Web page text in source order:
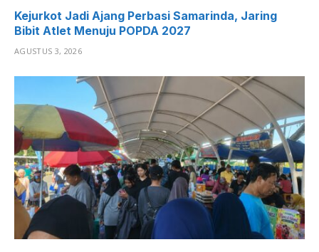
Kejurkot Jadi Ajang Perbasi Samarinda, Jaring
Bibit Atlet Menuju POPDA 2027
AGUSTUS 3, 2026